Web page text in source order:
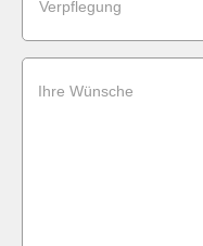
Verpflegung
Ihre Wünsche